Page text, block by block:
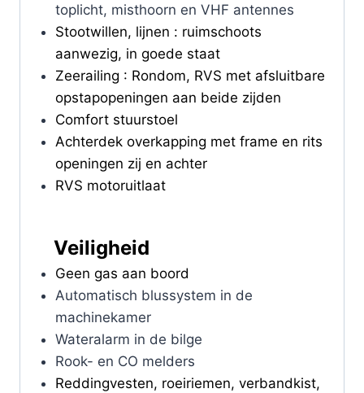
toplicht, misthoorn en VHF antennes
Stootwillen, lijnen : ruimschoots
aanwezig, in goede staat
Zeerailing : Rondom, RVS met afsluitbare
opstapopeningen aan beide zijden
Comfort stuurstoel
Achterdek overkapping met frame en rits
openingen zij en achter
RVS motoruitlaat
Veiligheid
Geen gas aan boord
Automatisch blussystem in de
machinekamer
Wateralarm in de bilge
Rook- en CO melders
Reddingvesten, roeiriemen, verbandkist,